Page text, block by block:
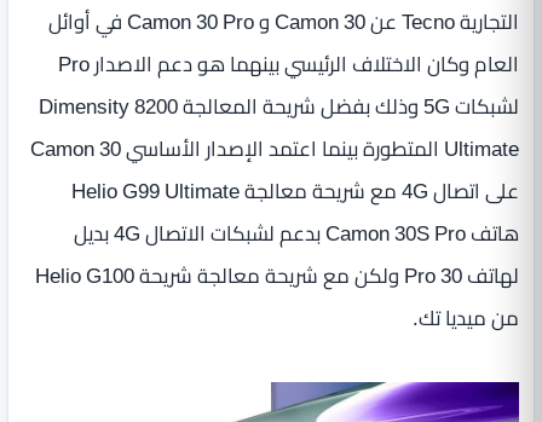
التجارية Tecno عن Camon 30 و Camon 30 Pro في أوائل
العام وكان الاختلاف الرئيسي بينهما هو دعم الاصدار Pro
لشبكات 5G وذلك بفضل شريحة المعالجة Dimensity 8200
Ultimate المتطورة بينما اعتمد الإصدار الأساسي Camon 30
على اتصال 4G مع شريحة معالجة Helio G99 Ultimate
هاتف Camon 30S Pro بدعم لشبكات الاتصال 4G بديل
لهاتف 30 Pro ولكن مع شريحة معالجة شريحة Helio G100
من ميديا تك.